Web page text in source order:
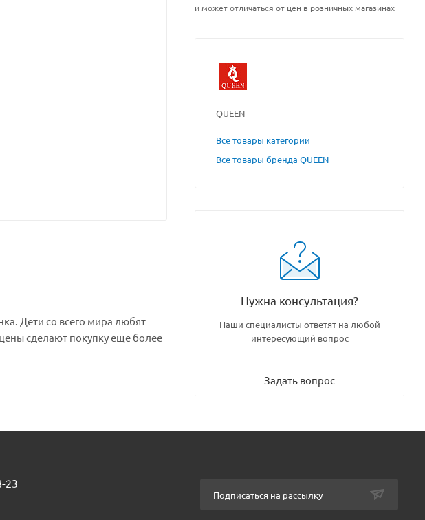
сделают покупку еще более
и может отличаться от цен в розничных магазинах
QUEEN
Все товары категории
Все товары бренда QUEEN
Нужна консультация?
Наши специалисты ответят на любой
интересующий вопрос
Задать вопрос
23
Подписаться на рассылку